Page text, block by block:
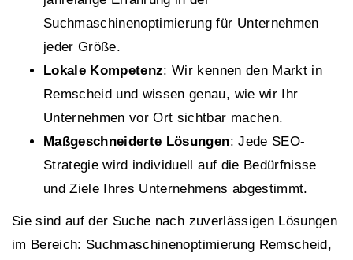
Suchmaschinenoptimierung für Unternehmen
jeder Größe.
Lokale Kompetenz: Wir kennen den Markt in
Remscheid und wissen genau, wie wir Ihr
Unternehmen vor Ort sichtbar machen.
Maßgeschneiderte Lösungen: Jede SEO-
Strategie wird individuell auf die Bedürfnisse
und Ziele Ihres Unternehmens abgestimmt.
Sie sind auf der Suche nach zuverlässigen Lösungen
im Bereich: Suchmaschinenoptimierung Remscheid,